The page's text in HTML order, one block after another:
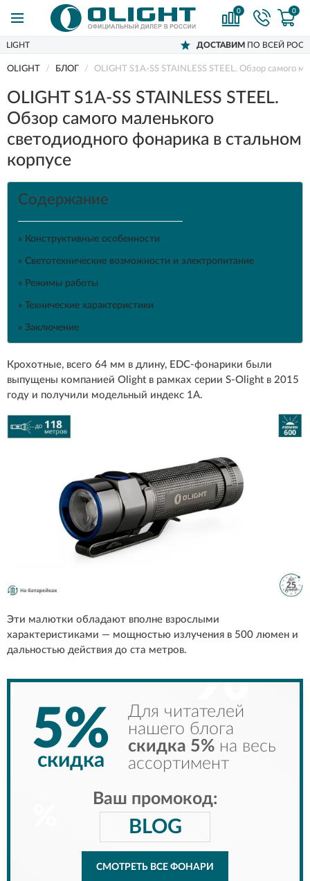
0 0
ПО ВСЕЙ РОССИИ
OLIGHT БЛОГ OLIGHT S1A-SS STAINLESS STEEL. Обзор самого
OLIGHT S1A-SS STAINLESS STEEL.
Обзор самого маленького
светодиодного фонарика в стальном
корпусе
Содержание
» Конструктивные особенности
» Светотехнические возможности и электропитание
» Режимы работы
» Технические характеристики
» Заключение
Крохотные, всего 64 мм в длину, EDC-фонарики были
выпущены компанией Olight в рамках серии S-Olight в 2015
году и получили модельный индекс 1А.
Эти малютки обладают вполне взрослыми
характеристиками — мощностью излучения в 500 люмен и
дальностью действия до ста метров.
5%
скидка
Для читателей
нашего блога
скидка 5% на весь
ассортимент
Ваш промокод:
BLOG
СМОТРЕТЬ ВСЕ ФОНАРИ